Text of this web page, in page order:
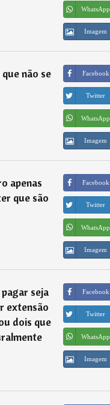
WhatsApp
Imagem
não se
Facebook
Twitter
WhatsApp
Imagem
apenas
que são
Facebook
Twitter
WhatsApp
Imagem
seja
extensão
dois que
Facebook
Twitter
WhatsApp
Imagem